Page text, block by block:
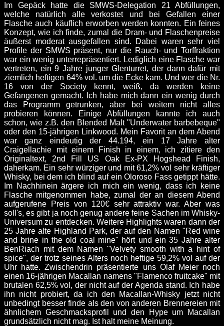
Im Gepäck hatte die SMWS-Delegation 21 Abfüllungen,
welche natürlich alle verkostet und bei Gefallen einer
Flasche auch käuflich erworben werden konnten. Ein feines
Konzept, wie ich finde, zumal die Dram- und Flaschenpreise
äußerst moderat ausgefallen sind. Dabei waren sehr viel
Profile der SMWS präsent, nur die Rauch- und Torffraktion
war ein wenig unterrepräsentiert. Lediglich eine Flasche war
vertreten, ein 9 Jahre junger Glenturret, der dann dafür mit
ziemlich heftigen 64% vol. um die Ecke kam. Und wer die Nr.
16 von der Society kennt, weiß, da werden keine
Gefangenen gemacht. Ich habe mich dann ein wenig durch
das Programm getrunken, aber bei weitem nicht alles
probieren können. Einige Abfüllungen kannte ich auch
schon, wie z.B. den Blended Malt "Underwater barbebeque"
oder den 15-jährigen Linkwood. Mein Favorit an dem Abend
war ganz eindeutig der 44.194, ein 17 Jahre alter
Craigellachie mit einem Finish in einem, ich zitiere den
Originaltext, 2nd Fill US Oak Ex-PX Hogshead Finish,
daherkam. Ein sehr würziger und mit 61,2% vol sehr kräftiger
Whisky, bei dem ich blind auf ein Oloroso Fass getippt hätte.
Im Nachhinein ärgere ich mich ein wenig, dass ich keine
Flasche mitgenommen habe, zumal der an diesem Abend
aufgerufene Preis von 120€ sehr attraktiv war. Aber was
soll's, es gibt ja noch genug andere feine Sachen im Whisky-
Universum zu entdecken. Weitere Highlights waren dann der
25 Jahre alte Highland Park, der auf den Namen "Red wine
and brine in the old coal mine" hört und ein 35 Jahre alter
BenRiach mit dem Namen "Velvety smooth with a hint of
spice", der trotz seines Alters noch heftige 59,2% vol auf der
Uhr hatte. Zwischendrin präsentierte uns Olaf Meier noch
einen 16-jährigen Macallan namens "Flamenco fruitcake" mit
brutalen 62,5% vol, der nicht auf der Agenda stand. Ich habe
ihn nicht probiert, da ich den Macallan-Whisky jetzt nicht
unbedingt besser finde als den von anderen Brennereien mit
ähnlichem Geschmacksprofil und den Hype um Macallan
grundsätzlich nicht mag. Ist halt meine Meinung.